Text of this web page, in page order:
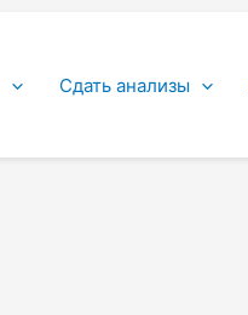
Сдать анализы